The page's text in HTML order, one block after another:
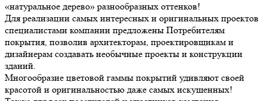
«натуральное дерево» разнообразных оттенков!
Для реализации самых интересных и оригинальных проектов
специалистами компании предложены Потребителям
покрытия, позволив архитекторам, проектировщикам и
дизайнерам создавать необычные проекты и конструкции
зданий.
Многообразие цветовой гаммы покрытий удивляют своей
красотой и оригинальностью даже самых искушенных!